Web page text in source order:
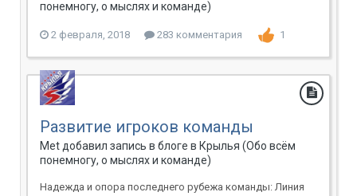
понемногу, о мыслях и команде)
2 февраля, 2018 283 комментария 1
Развитие игроков команды
Met добавил запись в блоге в Крылья (Обо всём
понемногу, о мыслях и команде)
Надежда и опора последнего рубежа команды: Линия